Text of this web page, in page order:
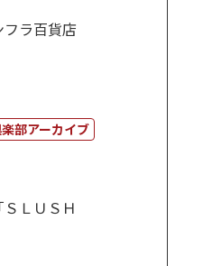
ラ百貨店
部アーカイブ
ＳＬＵＳＨ